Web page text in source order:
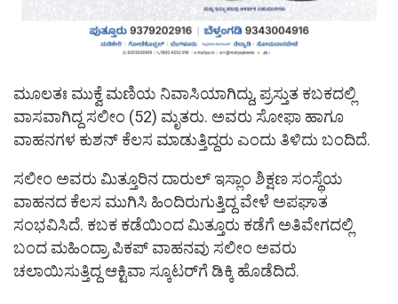
ಮೂಲತಃ ಮುಕ್ವೆ ಮಣಿಯ ನಿವಾಸಿಯಾಗಿದ್ದು, ಪ್ರಸ್ತುತ ಕಬಕದಲ್ಲಿ
ವಾಸವಾಗಿದ್ದ ಸಲೀಂ (52) ಮೃತರು. ಅವರು ಸೋಫಾ ಹಾಗೂ
ವಾಹನಗಳ ಕುಶನ್ ಕೆಲಸ ಮಾಡುತ್ತಿದ್ದರು ಎಂದು ತಿಳಿದು ಬಂದಿದೆ.
ಸಲೀಂ ಅವರು ಮಿತ್ತೂರಿನ ದಾರುಲ್ ಇಸ್ಲಾಂ ಶಿಕ್ಷಣ ಸಂಸ್ಥೆಯ
ವಾಹನದ ಕೆಲಸ ಮುಗಿಸಿ ಹಿಂದಿರುಗುತ್ತಿದ್ದ ವೇಳೆ ಅಪಘಾತ
ಸಂಭವಿಸಿದೆ. ಕಬಕ ಕಡೆಯಿಂದ ಮಿತ್ತೂರು ಕಡೆಗೆ ಅತಿವೇಗದಲ್ಲಿ
ಬಂದ ಮಹಿಂದ್ರಾ ಪಿಕಪ್ ವಾಹನವು ಸಲೀಂ ಅವರು
ಚಲಾಯಿಸುತ್ತಿದ್ದ ಆಕ್ಟಿವಾ ಸ್ಕೂಟರ್‌ಗೆ ಡಿಕ್ಕಿ ಹೊಡೆದಿದೆ.